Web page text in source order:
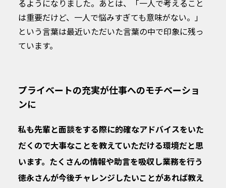
るようになりました。あとは、「一人で考えること
は重要だけど、一人で悩みすぎても意味がない。」
という言葉は最近いただいた言葉の中で印象に残っ
ています。
プライベートの充実が仕事へのモチベーショ
ンに
私も先輩と面談をする際に的確なアドバイスをいた
だくので大事なことを教えていただける環境だと思
います。たくさんの情報や助言を吸収し業務を行う
徳永さんが今後チャレンジしたいことがあれば教え